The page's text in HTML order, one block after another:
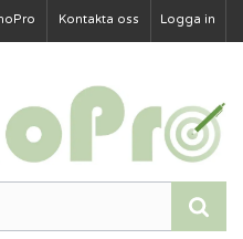
Logga in
Kontakta oss